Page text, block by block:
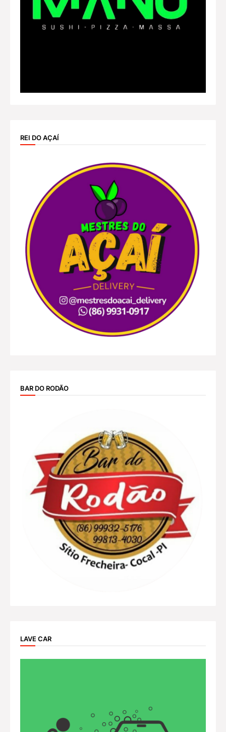
REI DO AÇAÍ
BAR DO RODÃO
LAVE CAR